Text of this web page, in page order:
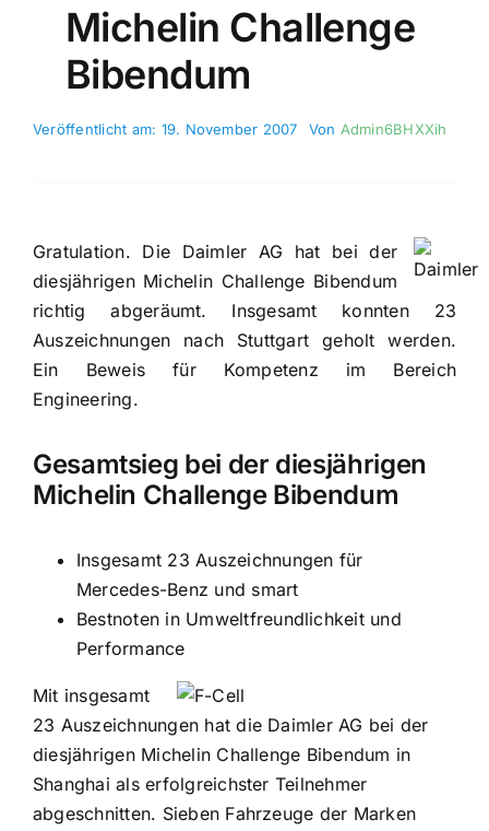
Michelin Challenge
Bibendum
Veröffentlicht am: 19. November 2007 Von Admin6BHXXih
Gratulation. Die Daimler AG hat bei der
diesjährigen Michelin Challenge Bibendum
richtig abgeräumt. Insgesamt konnten 23
Auszeichnungen nach Stuttgart geholt werden.
Ein Beweis für Kompetenz im Bereich
Engineering.
Gesamtsieg bei der diesjährigen
Michelin Challenge Bibendum
Insgesamt 23 Auszeichnungen für
Mercedes-Benz und smart
Bestnoten in Umweltfreundlichkeit und
Performance
Mit insgesamt
23 Auszeichnungen hat die Daimler AG bei der
diesjährigen Michelin Challenge Bibendum in
Shanghai als erfolgreichster Teilnehmer
abgeschnitten. Sieben Fahrzeuge der Marken